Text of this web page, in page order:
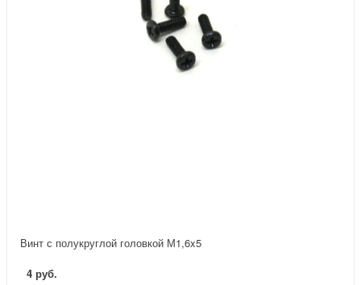
Винт с полукруглой головкой М1,6x5
4 руб.